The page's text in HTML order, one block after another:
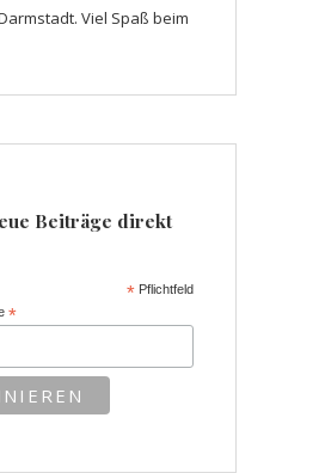
Viel Spaß beim
Beiträge direkt
* Pflichtfeld
*